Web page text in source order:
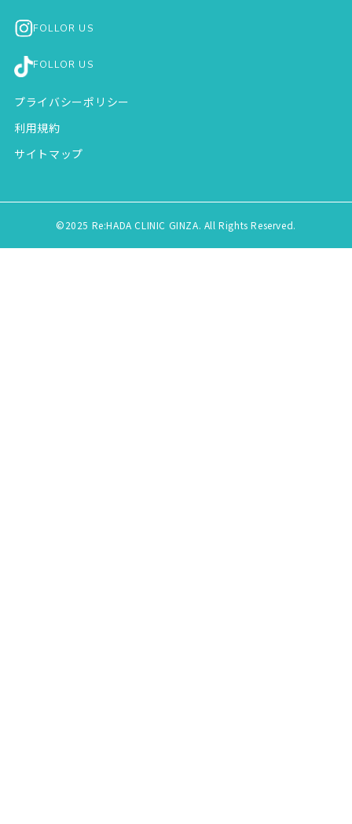
FOLLOR US
FOLLOR US
プライバシーポリシー
利用規約
サイトマップ
©2025 Re:HADA CLINIC GINZA. All Rights Reserved.